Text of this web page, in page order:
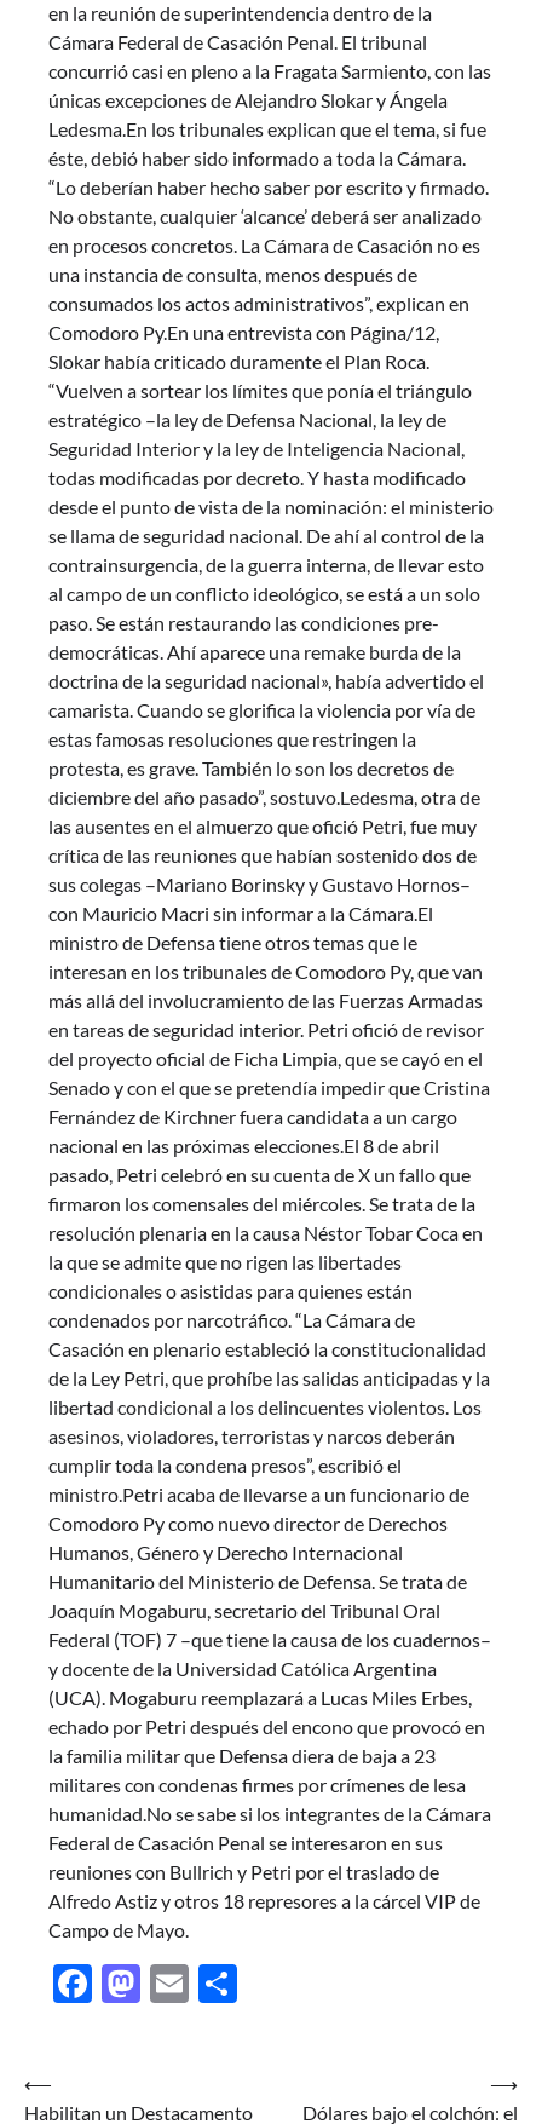
en la reunión de superintendencia dentro de la
Cámara Federal de Casación Penal. El tribunal
concurrió casi en pleno a la Fragata Sarmiento, con las
únicas excepciones de Alejandro Slokar y Ángela
Ledesma.En los tribunales explican que el tema, si fue
éste, debió haber sido informado a toda la Cámara.
“Lo deberían haber hecho saber por escrito y firmado.
No obstante, cualquier ‘alcance’ deberá ser analizado
en procesos concretos. La Cámara de Casación no es
una instancia de consulta, menos después de
consumados los actos administrativos”, explican en
Comodoro Py.En una entrevista con Página/12,
Slokar había criticado duramente el Plan Roca.
“Vuelven a sortear los límites que ponía el triángulo
estratégico –la ley de Defensa Nacional, la ley de
Seguridad Interior y la ley de Inteligencia Nacional,
todas modificadas por decreto. Y hasta modificado
desde el punto de vista de la nominación: el ministerio
se llama de seguridad nacional. De ahí al control de la
contrainsurgencia, de la guerra interna, de llevar esto
al campo de un conflicto ideológico, se está a un solo
paso. Se están restaurando las condiciones pre-
democráticas. Ahí aparece una remake burda de la
doctrina de la seguridad nacional», había advertido el
camarista. Cuando se glorifica la violencia por vía de
estas famosas resoluciones que restringen la
protesta, es grave. También lo son los decretos de
diciembre del año pasado”, sostuvo.Ledesma, otra de
las ausentes en el almuerzo que ofició Petri, fue muy
crítica de las reuniones que habían sostenido dos de
sus colegas –Mariano Borinsky y Gustavo Hornos–
con Mauricio Macri sin informar a la Cámara.El
ministro de Defensa tiene otros temas que le
interesan en los tribunales de Comodoro Py, que van
más allá del involucramiento de las Fuerzas Armadas
en tareas de seguridad interior. Petri ofició de revisor
del proyecto oficial de Ficha Limpia, que se cayó en el
Senado y con el que se pretendía impedir que Cristina
Fernández de Kirchner fuera candidata a un cargo
nacional en las próximas elecciones.El 8 de abril
pasado, Petri celebró en su cuenta de X un fallo que
firmaron los comensales del miércoles. Se trata de la
resolución plenaria en la causa Néstor Tobar Coca en
la que se admite que no rigen las libertades
condicionales o asistidas para quienes están
condenados por narcotráfico. “La Cámara de
Casación en plenario estableció la constitucionalidad
de la Ley Petri, que prohíbe las salidas anticipadas y la
libertad condicional a los delincuentes violentos. Los
asesinos, violadores, terroristas y narcos deberán
cumplir toda la condena presos”, escribió el
ministro.Petri acaba de llevarse a un funcionario de
Comodoro Py como nuevo director de Derechos
Humanos, Género y Derecho Internacional
Humanitario del Ministerio de Defensa. Se trata de
Joaquín Mogaburu, secretario del Tribunal Oral
Federal (TOF) 7 –que tiene la causa de los cuadernos–
y docente de la Universidad Católica Argentina
(UCA). Mogaburu reemplazará a Lucas Miles Erbes,
echado por Petri después del encono que provocó en
la familia militar que Defensa diera de baja a 23
militares con condenas firmes por crímenes de lesa
humanidad.No se sabe si los integrantes de la Cámara
Federal de Casación Penal se interesaron en sus
reuniones con Bullrich y Petri por el traslado de
Alfredo Astiz y otros 18 represores a la cárcel VIP de
Campo de Mayo.
Facebook
Mastodon
Email
Navegación
⟵
Habilitan un Destacamento
Dólares bajo el colchón: el
⟶